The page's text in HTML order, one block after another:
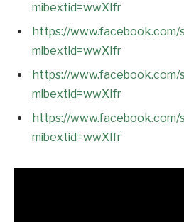
mibextid=wwXIfr
https://www.facebook.com/
mibextid=wwXIfr
https://www.facebook.com/
mibextid=wwXIfr
https://www.facebook.com/
mibextid=wwXIfr